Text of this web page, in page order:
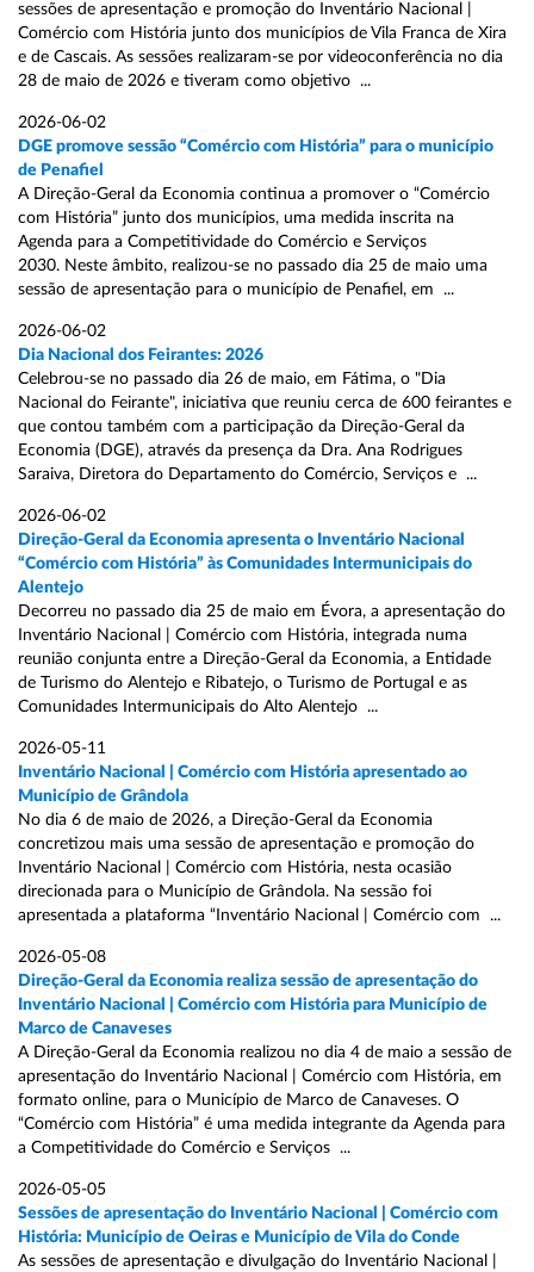
sessões de apresentação e promoção do Inventário Nacional |
Comércio com História junto dos municípios de Vila Franca de Xira
e de Cascais. As sessões realizaram-se por videoconferência no dia
28 de maio de 2026 e tiveram como objetivo ...
2026-06-02
DGE promove sessão “Comércio com História” para o município
de Penafiel
A Direção-Geral da Economia continua a promover o “Comércio
com História” junto dos municípios, uma medida inscrita na
Agenda para a Competitividade do Comércio e Serviços
2030. Neste âmbito, realizou-se no passado dia 25 de maio uma
sessão de apresentação para o município de Penafiel, em ...
2026-06-02
Dia Nacional dos Feirantes: 2026
Celebrou-se no passado dia 26 de maio, em Fátima, o "Dia
Nacional do Feirante", iniciativa que reuniu cerca de 600 feirantes e
que contou também com a participação da Direção-Geral da
Economia (DGE), através da presença da Dra. Ana Rodrigues
Saraiva, Diretora do Departamento do Comércio, Serviços e ...
2026-06-02
Direção-Geral da Economia apresenta o Inventário Nacional
“Comércio com História” às Comunidades Intermunicipais do
Alentejo
Decorreu no passado dia 25 de maio em Évora, a apresentação do
Inventário Nacional | Comércio com História, integrada numa
reunião conjunta entre a Direção-Geral da Economia, a Entidade
de Turismo do Alentejo e Ribatejo, o Turismo de Portugal e as
Comunidades Intermunicipais do Alto Alentejo ...
2026-05-11
Inventário Nacional | Comércio com História apresentado ao
Município de Grândola
No dia 6 de maio de 2026, a Direção-Geral da Economia
concretizou mais uma sessão de apresentação e promoção do
Inventário Nacional | Comércio com História, nesta ocasião
direcionada para o Município de Grândola. Na sessão foi
apresentada a plataforma “Inventário Nacional | Comércio com ...
2026-05-08
Direção-Geral da Economia realiza sessão de apresentação do
Inventário Nacional | Comércio com História para Município de
Marco de Canaveses
A Direção-Geral da Economia realizou no dia 4 de maio a sessão de
apresentação do Inventário Nacional | Comércio com História, em
formato online, para o Município de Marco de Canaveses. O
“Comércio com História” é uma medida integrante da Agenda para
a Competitividade do Comércio e Serviços ...
2026-05-05
Sessões de apresentação do Inventário Nacional | Comércio com
História: Município de Oeiras e Município de Vila do Conde
As sessões de apresentação e divulgação do Inventário Nacional |